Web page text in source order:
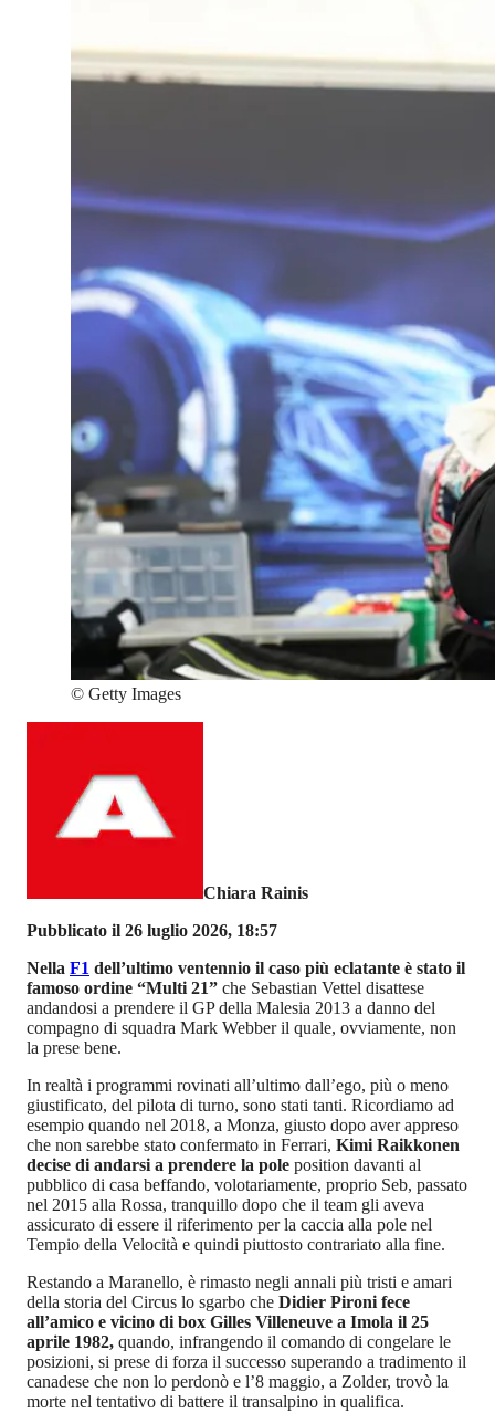
© Getty Images
Chiara Rainis
Pubblicato il 26 luglio 2026, 18:57
Nella F1 dell’ultimo ventennio il caso più eclatante è stato il
famoso ordine “Multi 21” che Sebastian Vettel disattese
andandosi a prendere il GP della Malesia 2013 a danno del
compagno di squadra Mark Webber il quale, ovviamente, non
la prese bene.
In realtà i programmi rovinati all’ultimo dall’ego, più o meno
giustificato, del pilota di turno, sono stati tanti. Ricordiamo ad
esempio quando nel 2018, a Monza, giusto dopo aver appreso
che non sarebbe stato confermato in Ferrari, Kimi Raikkonen
decise di andarsi a prendere la pole position davanti al
pubblico di casa beffando, volotariamente, proprio Seb, passato
nel 2015 alla Rossa, tranquillo dopo che il team gli aveva
assicurato di essere il riferimento per la caccia alla pole nel
Tempio della Velocità e quindi piuttosto contrariato alla fine.
Restando a Maranello, è rimasto negli annali più tristi e amari
della storia del Circus lo sgarbo che Didier Pironi fece
all’amico e vicino di box Gilles Villeneuve a Imola il 25
aprile 1982, quando, infrangendo il comando di congelare le
posizioni, si prese di forza il successo superando a tradimento il
canadese che non lo perdonò e l’8 maggio, a Zolder, trovò la
morte nel tentativo di battere il transalpino in qualifica.